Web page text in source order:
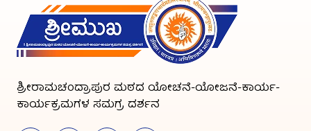
ಶ್ರೀರಾಮಚಂದ್ರಾಪುರ ಮಠದ ಯೋಚನೆ-ಯೋಜನೆ-ಕಾರ್ಯ-
ಕಾರ್ಯಕ್ರಮಗಳ ಸಮಗ್ರ ದರ್ಶನ